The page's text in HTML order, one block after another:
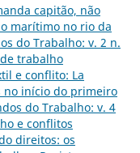
capitão, não
marítimo no rio da
do Trabalho: v. 2 n.
trabalho
e conflito: La
no início do primeiro
do Trabalho: v. 4
e conflitos
direitos: os